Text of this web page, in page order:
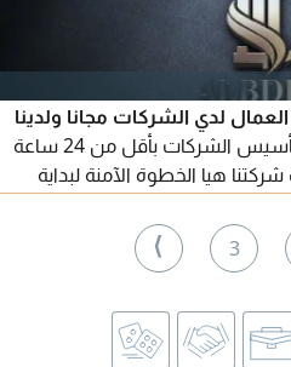
لدي الشركات مجانا ولدينا
استشارات قانونية واداريه مجانا تأسيس الشركات بأقل من 24 ساعة
هيا الخطوة الآمنة لبداية
عن جميع الشركات لدينا شعار
الأفضل والنصيحة المناسبة
تخليص وانجاز جميع المعاملات
3
⟩